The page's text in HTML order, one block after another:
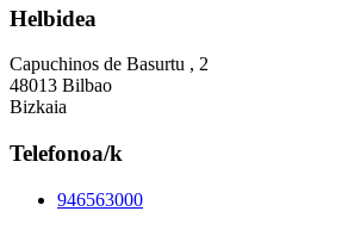
Helbidea
Capuchinos de Basurtu , 2
48013 Bilbao
Bizkaia
Telefonoa/k
946563000